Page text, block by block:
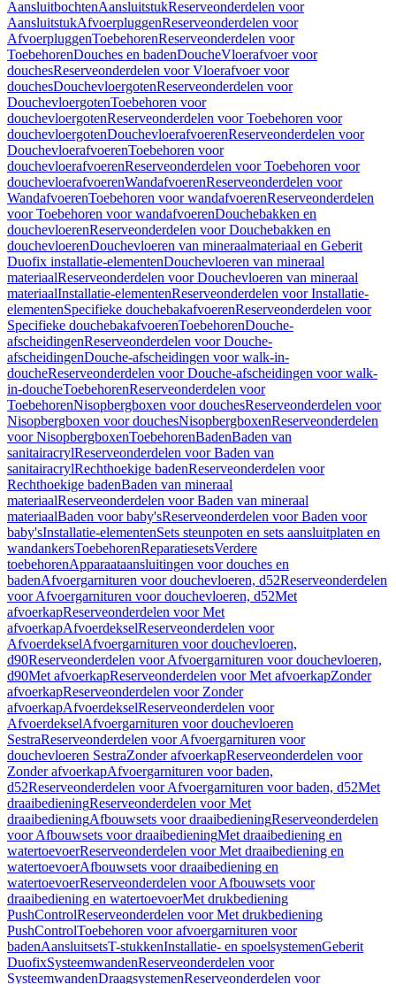
AansluitbochtenAansluitstukReserveonderdelen voor
AansluitstukAfvoerpluggenReserveonderdelen voor
AfvoerpluggenToebehorenReserveonderdelen voor
ToebehorenDouches en badenDoucheVloerafvoer voor
douchesReserveonderdelen voor Vloerafvoer voor
douchesDouchevloergotenReserveonderdelen voor
DouchevloergotenToebehoren voor
douchevloergotenReserveonderdelen voor Toebehoren voor
douchevloergotenDouchevloerafvoerenReserveonderdelen voor
DouchevloerafvoerenToebehoren voor
douchevloerafvoerenReserveonderdelen voor Toebehoren voor
douchevloerafvoerenWandafvoerenReserveonderdelen voor
WandafvoerenToebehoren voor wandafvoerenReserveonderdelen
voor Toebehoren voor wandafvoerenDouchebakken en
douchevloerenReserveonderdelen voor Douchebakken en
douchevloerenDouchevloeren van mineraalmateriaal en Geberit
Duofix installatie-elementenDouchevloeren van mineraal
materiaalReserveonderdelen voor Douchevloeren van mineraal
materiaalInstallatie-elementenReserveonderdelen voor Installatie-
elementenSpecifieke douchebakafvoerenReserveonderdelen voor
Specifieke douchebakafvoerenToebehorenDouche-
afscheidingenReserveonderdelen voor Douche-
afscheidingenDouche-afscheidingen voor walk-in-
doucheReserveonderdelen voor Douche-afscheidingen voor walk-
in-doucheToebehorenReserveonderdelen voor
ToebehorenNisopbergboxen voor douchesReserveonderdelen voor
Nisopbergboxen voor douchesNisopbergboxenReserveonderdelen
voor NisopbergboxenToebehorenBadenBaden van
sanitairacrylReserveonderdelen voor Baden van
sanitairacrylRechthoekige badenReserveonderdelen voor
Rechthoekige badenBaden van mineraal
materiaalReserveonderdelen voor Baden van mineraal
materiaalBaden voor baby'sReserveonderdelen voor Baden voor
baby'sInstallatie-elementenSets steunpoten en sets aansluitplaten en
wandankersToebehorenReparatiesetsVerdere
toebehorenApparaataansluitingen voor douches en
badenAfvoergarnituren voor douchevloeren, d52Reserveonderdelen
voor Afvoergarnituren voor douchevloeren, d52Met
afvoerkapReserveonderdelen voor Met
afvoerkapAfvoerdekselReserveonderdelen voor
AfvoerdekselAfvoergarnituren voor douchevloeren,
d90Reserveonderdelen voor Afvoergarnituren voor douchevloeren,
d90Met afvoerkapReserveonderdelen voor Met afvoerkapZonder
afvoerkapReserveonderdelen voor Zonder
afvoerkapAfvoerdekselReserveonderdelen voor
AfvoerdekselAfvoergarnituren voor douchevloeren
SestraReserveonderdelen voor Afvoergarnituren voor
douchevloeren SestraZonder afvoerkapReserveonderdelen voor
Zonder afvoerkapAfvoergarnituren voor baden,
d52Reserveonderdelen voor Afvoergarnituren voor baden, d52Met
draaibedieningReserveonderdelen voor Met
draaibedieningAfbouwsets voor draaibedieningReserveonderdelen
voor Afbouwsets voor draaibedieningMet draaibediening en
watertoevoerReserveonderdelen voor Met draaibediening en
watertoevoerAfbouwsets voor draaibediening en
watertoevoerReserveonderdelen voor Afbouwsets voor
draaibediening en watertoevoerMet drukbediening
PushControlReserveonderdelen voor Met drukbediening
PushControlToebehoren voor afvoergarnituren voor
badenAansluitsetsT-stukkenInstallatie- en spoelsystemenGeberit
DuofixSysteemwandenReserveonderdelen voor
SysteemwandenDraagsystemenReserveonderdelen voor